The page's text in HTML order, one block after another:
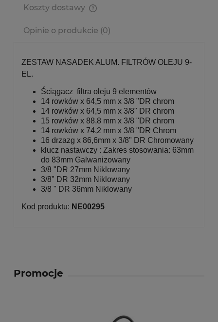
Koszty dostawy
Opinie o produkcie (0)
ZESTAW NASADEK ALUM. FILTRÓW OLEJU 9-
EL.
Ściągacz filtra oleju 9 elementów
14 rowków x 64,5 mm x 3/8 "DR chrom
14 rowków x 64,5 mm x 3/8" DR chrom
15 rowków x 88,8 mm x 3/8 "DR chrom
14 rowków x 74,2 mm x 3/8 "DR Chrom
16 drzazg x 86,6mm x 3/8" DR Chromowany
klucz nastawczy : Zakres stosowania: 63mm
do 83mm Galwanizowany
3/8 "DR 27mm Niklowany
3/8" DR 32mm Niklowany
3/8 " DR 36mm Niklowany
Kod produktu: NE00295
Promocje